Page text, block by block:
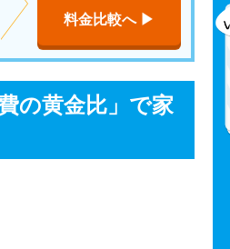
料金比較へ ▶︎
の黄金比」で家